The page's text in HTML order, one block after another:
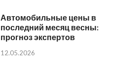
Автомобильные цены в
последний месяц весны:
прогноз экспертов
12.05.2026